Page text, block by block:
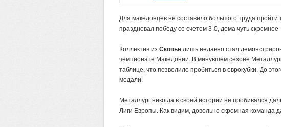
Для македонцев не составило большого труда
праздновал победу со счетом 3-0, дома чуть скромнее
Коллектив из Скопье лишь недавно стал
чемпионате Македонии. В минувшем сезоне
таблице, что позволило пробиться в еврокубки. До
медали.
Металлург никогда в своей истории не пробивался
Лиги Европы. Как видим, довольно скромная команда